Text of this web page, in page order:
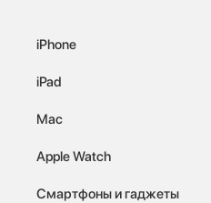
iPhone
iPad
Mac
Apple Watch
Смартфоны и гаджеты